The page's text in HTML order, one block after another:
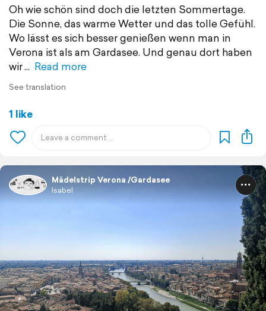
Oh wie schön sind doch die letzten Sommertage.
Die Sonne, das warme Wetter und das tolle Gefühl.
Wo lässt es sich besser genießen wenn man in
Verona ist als am Gardasee. Und genau dort haben
wir
Read more
See translation
1 like
Mädelstrip Verona /Gardasee
Isabel